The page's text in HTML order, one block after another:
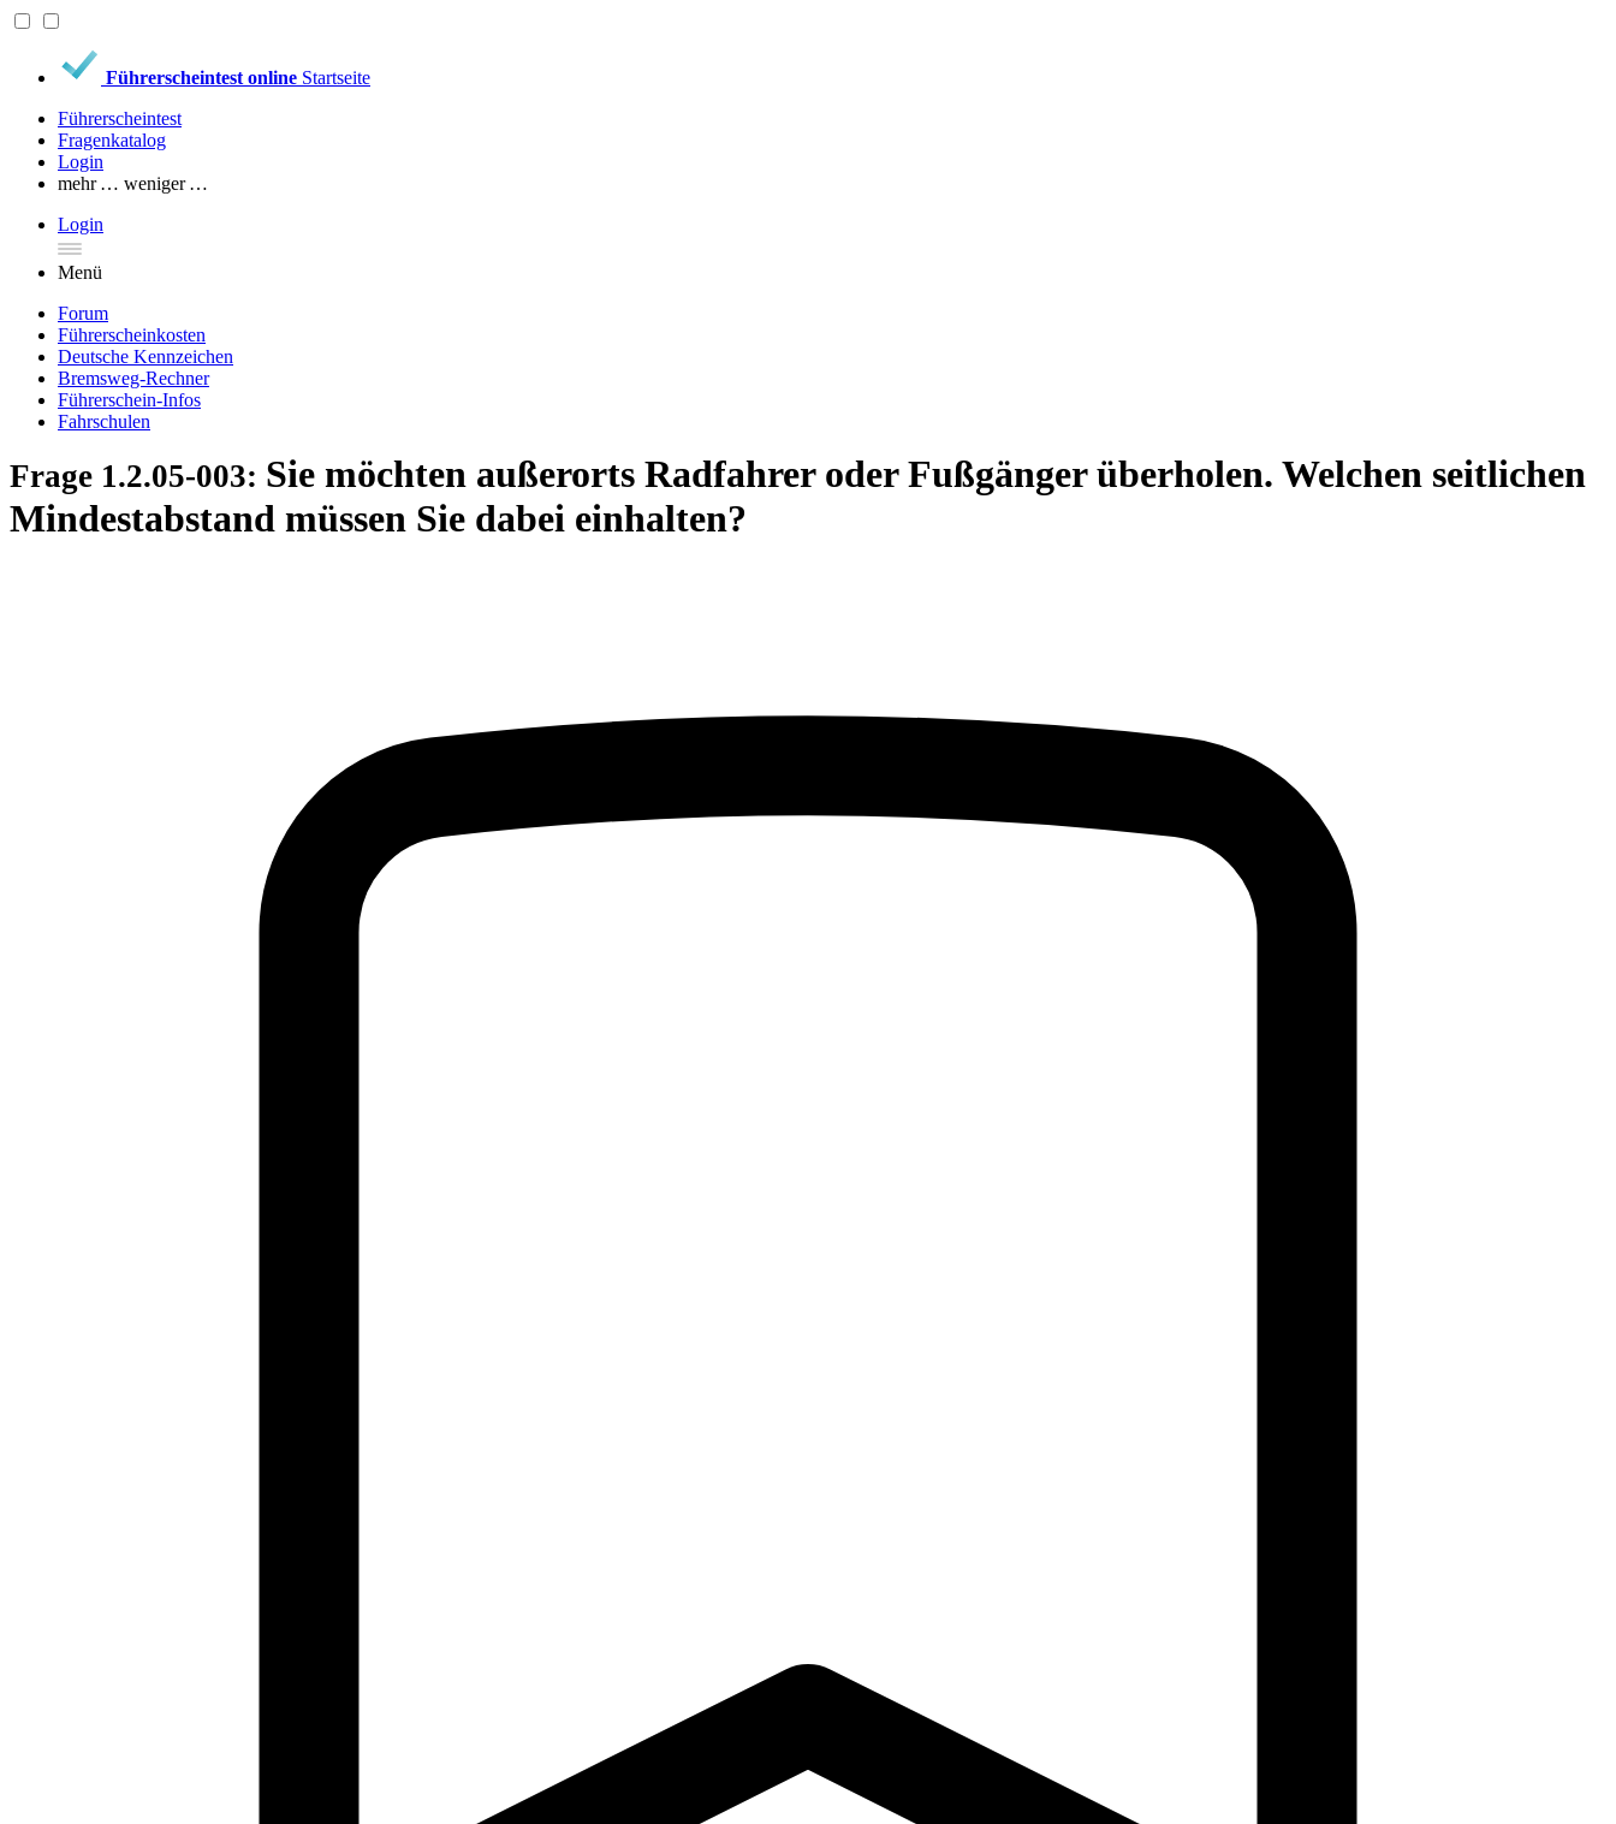
Führerscheintest online Startseite
Führerscheintest
Fragenkatalog
Login
mehr … weniger …
Login
Menü
Forum
Führerscheinkosten
Deutsche Kennzeichen
Bremsweg-Rechner
Führerschein-Infos
Fahrschulen
Frage 1.2.05-003: Sie möchten außerorts Radfahrer oder Fußgänger überholen. Welchen seitlichen
Mindestabstand müssen Sie dabei einhalten?